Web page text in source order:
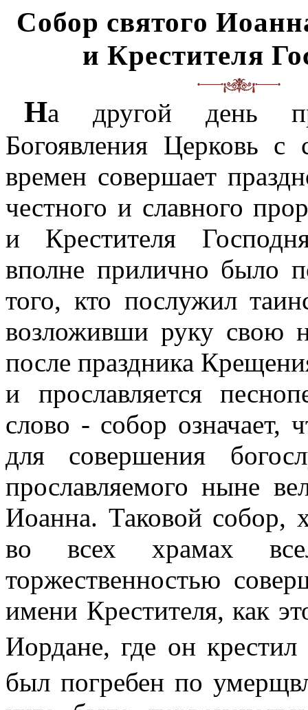
Собор святого
и Крестителя
На другой день
Богоявления Церковь с
времен совершает
честного и славного
и Крестителя
вполне прилично было
того, кто послужил
возложивши руку свою
после праздника
и прославляется
слово - собор означает,
для совершения
прославляемого ныне
Иоанна. Таковой собор,
во всех храмах
торжественностью
имени Крестителя, как
Иордане, где он
был погребен по